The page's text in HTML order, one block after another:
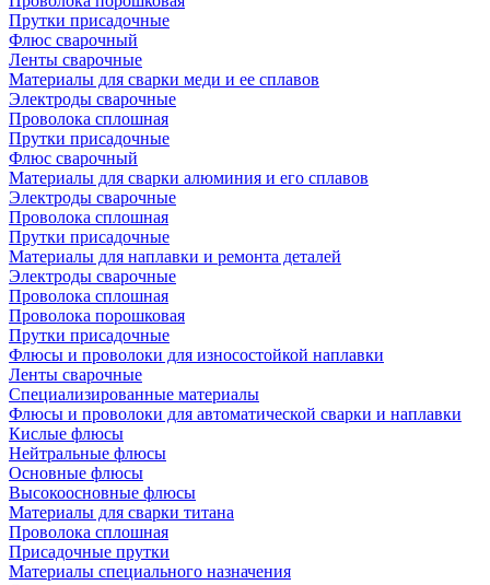
Прутки присадочные
Флюс сварочный
Ленты сварочные
Материалы для сварки меди и ее сплавов
Электроды сварочные
Проволока сплошная
Прутки присадочные
Флюс сварочный
Материалы для сварки алюминия и его сплавов
Электроды сварочные
Проволока сплошная
Прутки присадочные
Материалы для наплавки и ремонта деталей
Электроды сварочные
Проволока сплошная
Проволока порошковая
Прутки присадочные
Флюсы и проволоки для износостойкой наплавки
Ленты сварочные
Специализированные материалы
Флюсы и проволоки для автоматической сварки и наплавки
Кислые флюсы
Нейтральные флюсы
Основные флюсы
Высокоосновные флюсы
Материалы для сварки титана
Проволока сплошная
Присадочные прутки
Материалы специального назначения